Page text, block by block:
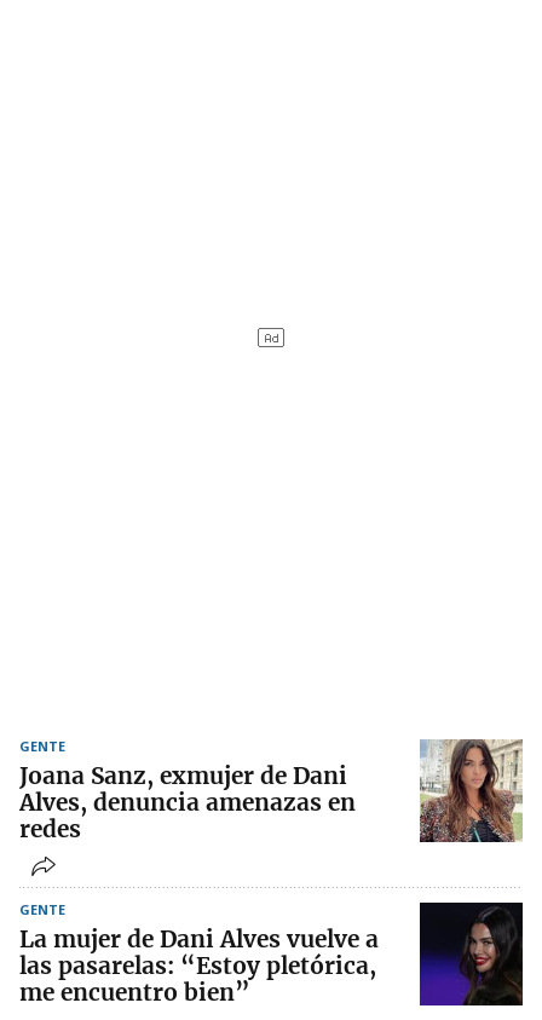
GENTE
Joana Sanz, exmujer de Dani
Alves, denuncia amenazas en
redes
GENTE
La mujer de Dani Alves vuelve a
las pasarelas: “Estoy pletórica,
me encuentro bien”